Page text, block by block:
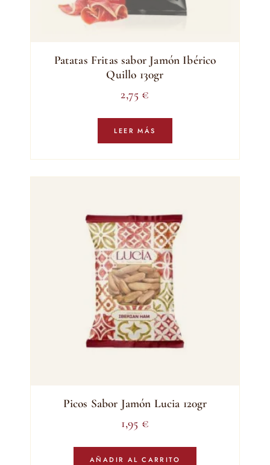
Patatas Fritas sabor Jamón Ibérico
Quillo 130gr
2,75 €
LEER MÁS
Picos Sabor Jamón Lucia 120gr
1,95 €
AÑADIR AL CARRITO